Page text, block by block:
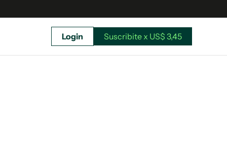
Login Suscribite x US$ 3,45